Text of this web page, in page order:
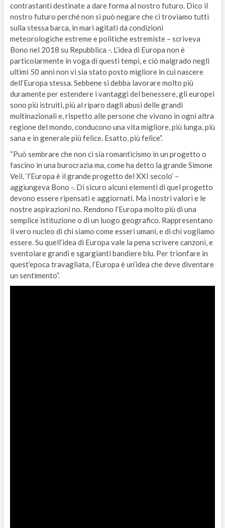
contrastanti destinate a dare forma al nostro futuro. Dico il
nostro futuro perché non si può negare che ci troviamo tutti
sulla stessa barca, in mari agitati da condizioni
meteorologiche estreme e politiche estremiste – scriveva
Bono nel 2018 su Repubblica -. L’idea di Europa non è
particolarmente in voga di questi tempi, e ciò malgrado negli
ultimi 50 anni non vi sia stato posto migliore in cui nascere
dell’Europa stessa. Sebbene si debba lavorare molto più
duramente per estendere i vantaggi del benessere, gli europei
sono più istruiti, più al riparo dagli abusi delle grandi
multinazionali e, rispetto alle persone che vivono in ogni altra
regione del mondo, conducono una vita migliore, più lunga, più
sana e in generale più felice. Esatto, più felice”.
“Può sembrare che non ci sia romanticismo in un progetto o
fascino in una burocrazia ma, come ha detto la grande Simone
Veil, ‘l’Europa è il grande progetto del XXI secolo’ –
aggiungeva Bono -. Di sicuro alcuni elementi di quel progetto
devono essere ripensati e aggiornati. Ma i nostri valori e le
nostre aspirazioni no. Rendono l’Europa molto più di una
semplice istituzione o di un luogo geografico. Rappresentano
il vero nucleo di chi siamo come esseri umani, e di chi vogliamo
essere. Su quell’idea di Europa vale la pena scrivere canzoni, e
sventolare grandi e sgargianti bandiere blu. Per trionfare in
quest’epoca travagliata, l’Europa è un’idea che deve diventare
un sentimento”.